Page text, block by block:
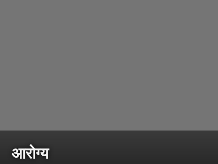
आरोग्य